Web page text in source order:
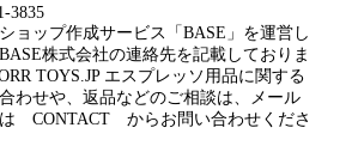
3835
ョップ作成サービス「BASE」を運営し
株式会社の連絡先を記載しておりま
TOYS.JP エスプレッソ用品に関する
わせや、返品などのご相談は、メール
CONTACT からお問い合わせくださ